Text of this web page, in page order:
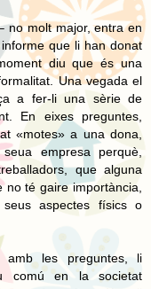
no molt major, entra en
que li han donat
diu que és una
Una vegada el
a fer-li una sèrie de
En eixes preguntes,
«motes» a una dona,
empresa perquè,
que alguna
té gaire importància,
aspectes físics o
les preguntes, li
comú en la societat